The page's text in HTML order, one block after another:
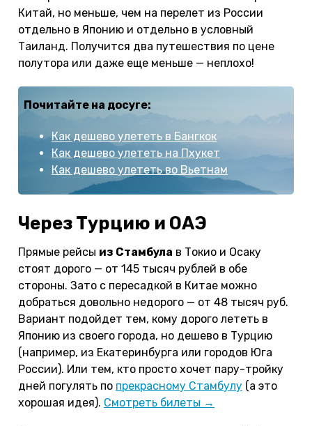
Китай, но меньше, чем на перелет из России
отдельно в Японию и отдельно в условный
Таиланд. Получится два путешествия по цене
полутора или даже еще меньше — неплохо!
Почитайте на досуге:
Как дешево улететь в Бангкок
Как дешево улететь на Пхукет
Как дешево улететь во Вьетнам
Через Турцию и ОАЭ
Прямые рейсы из Стамбула в Токио и Осаку
стоят дорого — от 145 тысяч рублей в обе
стороны. Зато с пересадкой в Китае можно
добраться довольно недорого — от 48 тысяч руб.
Вариант подойдет тем, кому дорого лететь в
Японию из своего города, но дешево в Турцию
(например, из Екатеринбурга или городов Юга
России). Или тем, кто просто хочет пару-тройку
дней погулять по прекрасному Стамбулу (а это
хорошая идея). Смотреть билеты →